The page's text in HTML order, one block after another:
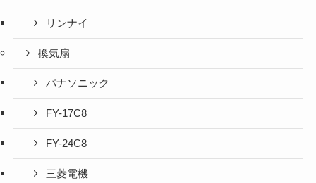
リンナイ
換気扇
パナソニック
FY-17C8
FY-24C8
三菱電機